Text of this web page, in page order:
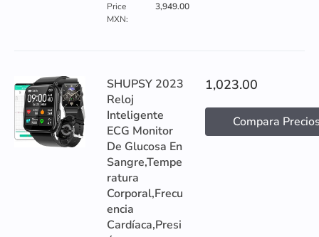
Price
MXN:
3,949.00
SHUPSY 2023
Reloj
Inteligente
ECG Monitor
De Glucosa En
Sangre,Tempe
ratura
Corporal,Frecu
encia
Cardíaca,Presi
1,023.00
Compara